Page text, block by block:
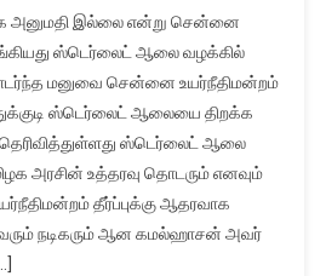
அனுமதி இல்லை என்று சென்னை
ஸ்டெர்லைட் ஆலை வழக்கில்
மனுவை சென்னை உயர்நீதிமன்றம்
ஸ்டெர்லைட் ஆலையை திறக்க
ஸ்டெர்லைட் ஆலை
அரசின் உத்தரவு தொடரும் எனவும்
தீர்ப்புக்கு ஆதரவாக
நடிகரும் ஆன கமல்ஹாசன் அவர்